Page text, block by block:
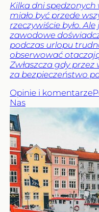
Kilka dni
miało być przede
rzeczywiście było.
zawodowe
podczas urlopu
obserwować
Zwłaszcza gdy
za bezpieczeństwo
Opinie i komentarze
Nas